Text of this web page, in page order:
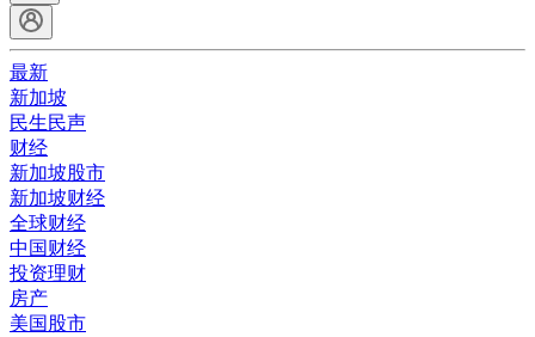
最新
新加坡
民生民声
财经
新加坡股市
新加坡财经
全球财经
中国财经
投资理财
房产
美国股市